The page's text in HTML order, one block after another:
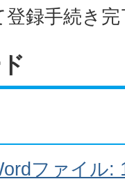
録手続き
ファイル: